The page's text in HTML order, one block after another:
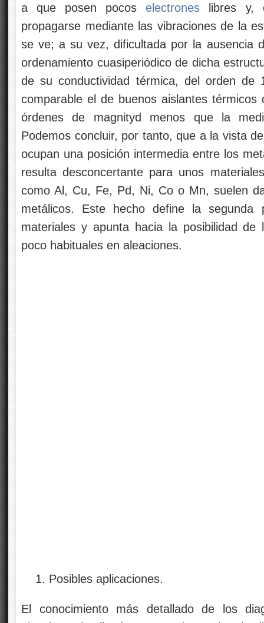
a que posen pocoselectrones libres y,
propagarse mediante las vibraciones de la
se ve; a su vez, dificultada por la ausencia
ordenamiento cuasiperiódico de dicha
de su conductividad térmica, del orden de
comparable el de buenos aislantes
órdenes de magnityd menos que la
Podemos concluir, por tanto, que a la vista
ocupan una posición intermedia entre los
resulta desconcertante para unos
como Al, Cu, Fe, Pd, Ni, Co o Mn, suelen
metálicos. Este hecho define la
materiales y apunta hacia la posibilidad
poco habituales en aleaciones.
Posibles aplicaciones.
El conocimiento más detallado de los